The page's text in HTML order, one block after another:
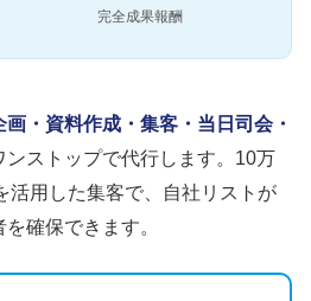
完全成果報酬
画・資料作成・集客・当日司会・
ンストップで代行します。10万
活用した集客で、自社リストが
確保できます。